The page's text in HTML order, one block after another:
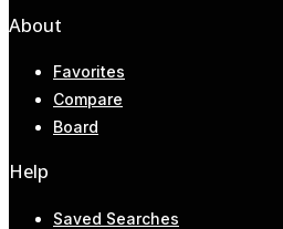
About
Favorites
Compare
Board
Help
Saved Searches